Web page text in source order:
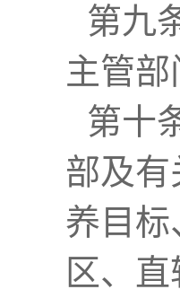
第九
主管
第十
部及
养目
区、